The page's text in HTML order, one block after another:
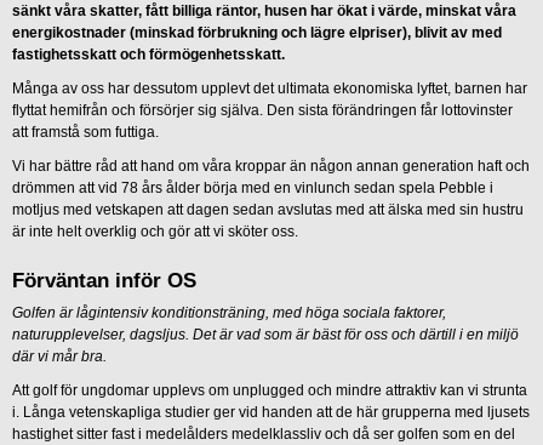
sänkt våra skatter, fått billiga räntor, husen har ökat i värde, minskat våra
energikostnader (minskad förbrukning och lägre elpriser), blivit av med
fastighetsskatt och förmögenhetsskatt.
Många av oss har dessutom upplevt det ultimata ekonomiska lyftet, barnen har
flyttat hemifrån och försörjer sig själva. Den sista förändringen får lottovinster
att framstå som futtiga.
Vi har bättre råd att hand om våra kroppar än någon annan generation haft och
drömmen att vid 78 års ålder börja med en vinlunch sedan spela Pebble i
motljus med vetskapen att dagen sedan avslutas med att älska med sin hustru
är inte helt overklig och gör att vi sköter oss.
Förväntan inför OS
Golfen är lågintensiv konditionsträning, med höga sociala faktorer,
naturupplevelser, dagsljus. Det är vad som är bäst för oss och därtill i en miljö
där vi mår bra.
Att golf för ungdomar upplevs om unplugged och mindre attraktiv kan vi strunta
i. Långa vetenskapliga studier ger vid handen att de här grupperna med ljusets
hastighet sitter fast i medelålders medelklassliv och då ser golfen som en del